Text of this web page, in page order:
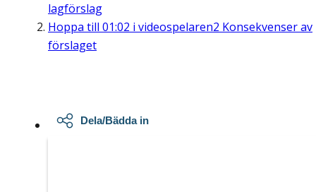
lagförslag
Hoppa till 01:02 i videospelaren2 Konsekvenser av
förslaget
Dela/Bädda in